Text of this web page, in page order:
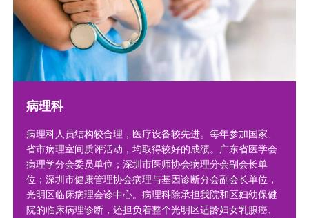
病理科
病理科人员结构较合理，医疗设备较先进。每年参加国家、
省市病理室间质评活动，均取得较好的成绩。广东省医学会
病理学分会委员单位；深圳市医师协会病理分会副会长单
位；深圳市健康管理协会病理与基因诊断分会副会长单位，
光明区临床病理会诊中心。病理科除承担我院和区妇幼保健
院的临床病理诊断，还担负着整个光明区适龄妇女乳腺癌、